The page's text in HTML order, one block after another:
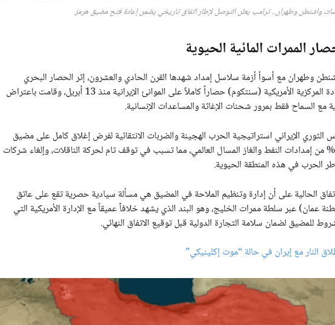
واشنطن وطهران.. ترامب يعلن التوصل لإطار اتفاق تاريخي يضمن إعادة فتح مضيق هرمز
الممرات المائية الحيوية
وطهران مع أسوأ أزمة سلاسل إمداد شهدها القرن الحادي والعشرون، إثر الحصار البحري
المتبادل؛ حيث فرضت القيادة المركزية الأمريكية (سنتكوم) حصاراً كاملاً على الموانئ الإيرانية منذ 13 أبريل، وقامت باعتراض
مع السماح فقط بمرور شحنات الإغاثة والمساعدات الإنسانية.
الإيراني استراتيجية الحرب الهجينة والضربات الانتقائية لفرض إغلاق كامل على مضيق
هرمز، الذي يتدفق عبره 20% من إمدادات النفط والغاز المسال العالمي، مما تسبب في توقف تام لحركة الناقلات، وإلغاء شركات
الحرب في هذه المنطقة الحيوية.
الحالية على أن إدارة وتنظيم الملاحة في المضيق هي مسألة سيادية حصرية تقع على عاتق
عمان) عبر سلطة ممرات الخليج، وهو البند الذي يشهد خلافاً عميقاً مع الإدارة الأمريكية التي
للمضيق لضمان سلامة التجارة الدولية قبل توقيع الاتفاق النهائي.
النار مع إيران في حالة “موت إكلينيكي”